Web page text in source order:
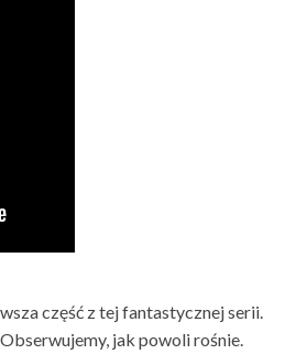
część z tej fantastycznej serii.
jak powoli rośnie.